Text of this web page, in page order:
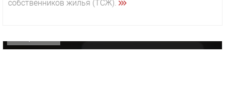
собственников жилья (ТСЖ).
«Звезда» Метрана стала главным героем нового